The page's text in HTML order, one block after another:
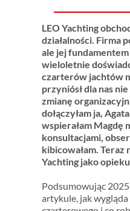
LEO Yachting
działalności. Firma
ale jej
wieloletnie
czarterów jachtów
przyniósł dla nas
zmianę
dołączyłam ja,
wspierałam Magdę
konsultacjami,
kibicowałam. Teraz
Yachting jako
Podsumowując
artykule, jak